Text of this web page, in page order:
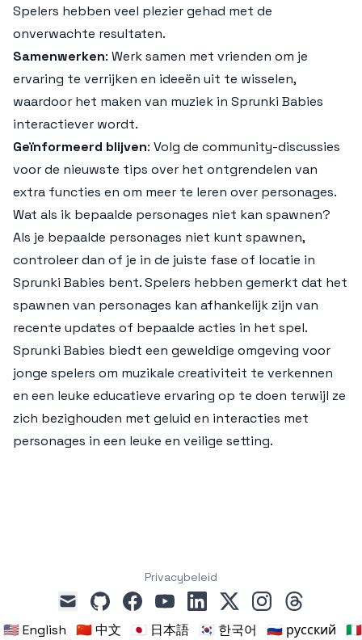
Spelers hebben veel plezier gehad met de
onverwachte resultaten.
Samenwerken: Werk samen met vrienden om je
ervaring te verrijken en ideeën uit te wisselen,
waardoor het maken van muziek in Sprunki Babies
interactiever wordt.
Geïnformeerd blijven: Volg de community-discussies
voor de nieuwste tips over het ontgrendelen van
extra functies en om meer te leren over personages.
Wat als ik bepaalde personages niet kan spawnen?
Als je bepaalde personages niet kunt spawnen,
controleer dan of je in de juiste fase of locatie in
Sprunki Babies bent. Spelers hebben gemerkt dat het
spawnen van personages kan afhankelijk zijn van
recente updates of bepaalde acties in het spel.
Sprunki Babies biedt een geweldige omgeving voor
jonge spelers om muzikale creativiteit te verkennen
en een leuke educatieve ervaring op te doen terwijl ze
zich bezighouden met geluid en interacties met
personages in een leuke en veilige setting.
Privacybeleid
mail
githubfacebookyoutubelinkedin
x instagramthreads
🇺🇸 English 🇨🇳 中文 🇯🇵 日本語 🇰🇷 한국어 🇷🇺 русский 🇮🇹